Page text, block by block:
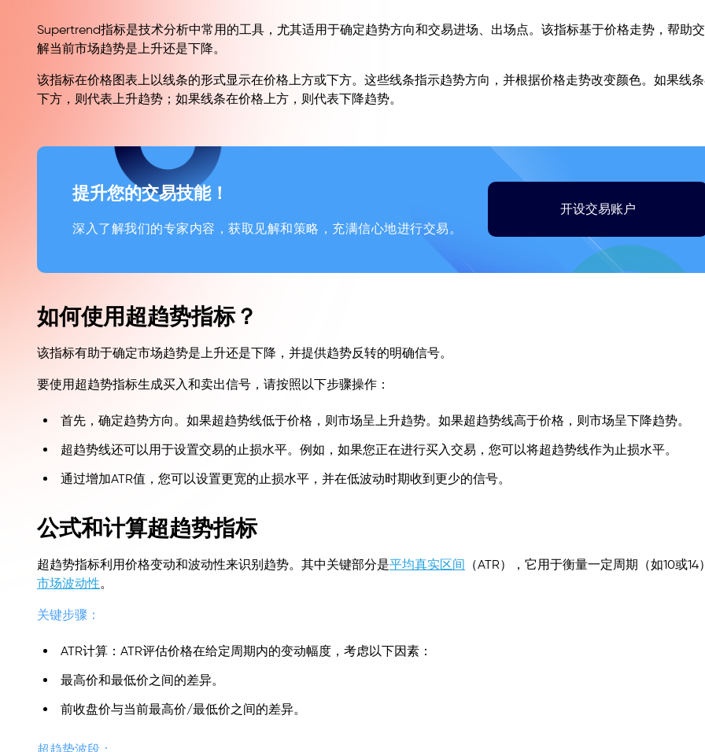
Supertrend指标是技术分析中常用的工具，尤其适用于确定趋势方向和交易进场、出场点。该指标基于价格走势，帮助
解当前市场趋势是上升还是下降。
该指标在价格图表上以线条的形式显示在价格上方或下方。这些线条指示趋势方向，并根据价格走势改变颜色。如果线
下方，则代表上升趋势；如果线条在价格上方，则代表下降趋势。
提升您的交易技能！
深入了解我们的专家内容，获取见解和策略，充满信心地进行交易。
开设交易账户
如何使用超趋势指标？
该指标有助于确定市场趋势是上升还是下降，并提供趋势反转的明确信号。
要使用超趋势指标生成买入和卖出信号，请按照以下步骤操作：
首先，确定趋势方向。如果超趋势线低于价格，则市场呈上升趋势。如果超趋势线高于价格，则市场呈下降趋势。
超趋势线还可以用于设置交易的止损水平。例如，如果您正在进行买入交易，您可以将超趋势线作为止损水平。
通过增加ATR值，您可以设置更宽的止损水平，并在低波动时期收到更少的信号。
公式和计算超趋势指标
超趋势指标利用价格变动和波动性来识别趋势。其中关键部分是平均真实区间 （ATR），它用于衡量一定周期（如10或14
市场波动性。
关键步骤：
ATR计算：ATR评估价格在给定周期内的变动幅度，考虑以下因素：
最高价和最低价之间的差异。
前收盘价与当前最高价/最低价之间的差异。